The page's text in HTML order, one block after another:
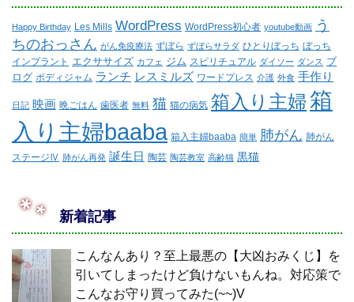
Happy Birthday Les Mills WordPress WordPress初心者 youtube動画 う
ちのおっさん がん免疫療法 ずぼら ずぼらサラダ ひとりぼっち ぼっち
インプラント エクササイズ カフェ ジム スピリチュアル ダイソー ダンス ブ
ログ ボディジャム ランチ レスミルズ ワードプレス 介護 外食 手作り
日記 映画 晩ごはん 歯医者 無料 猫 猫の病気 箱入り主婦箱
入り主婦baaba 箱入主婦baaba 簡単 肺がん 肺がん
ステージⅣ 肺がん再発 誕生日 陶芸 陶芸教室 高齢猫 黒猫
新着記事
こんなんあり？至上最悪の【大凶おみくじ】を
引いてしまったけど負けないもんね。対応策で
こんなお守り買ってみた(~~)V